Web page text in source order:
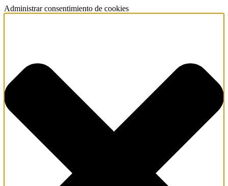
Administrar consentimiento de cookies